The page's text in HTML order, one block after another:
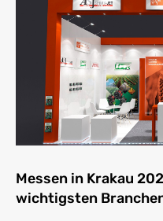
Messen in Krakau
wichtigsten